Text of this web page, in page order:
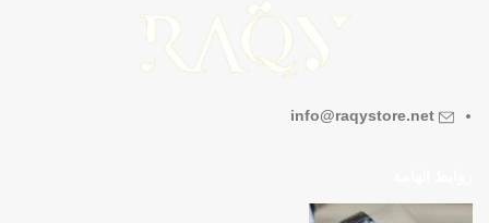
info@raqystore.net